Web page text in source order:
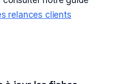
relances clients